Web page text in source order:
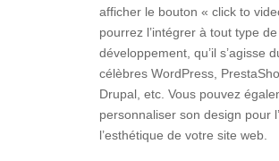
afficher le bouton « click to
pourrez l’intégrer à tout type de
développement, qu’il s’agisse
célèbres WordPress,
Drupal, etc. Vous pouvez
personnaliser son design pour
l’esthétique de votre site web.